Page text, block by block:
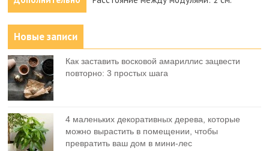
Новые записи
Как заставить восковой амариллис зацвести
повторно: 3 простых шага
4 маленьких декоративных дерева, которые
можно вырастить в помещении, чтобы
превратить ваш дом в мини-лес